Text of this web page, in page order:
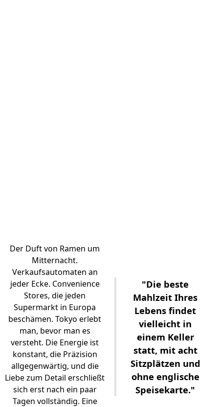
Der Duft von Ramen um
Mitternacht.
Verkaufsautomaten an
jeder Ecke. Convenience
Stores, die jeden
Supermarkt in Europa
beschämen. Tokyo erlebt
man, bevor man es
versteht. Die Energie ist
konstant, die Präzision
allgegenwärtig, und die
Liebe zum Detail erschließt
sich erst nach ein paar
Tagen vollständig. Eine
"Die beste
Mahlzeit Ihres
Lebens findet
vielleicht in
einem Keller
statt, mit acht
Sitzplätzen und
ohne englische
Speisekarte."